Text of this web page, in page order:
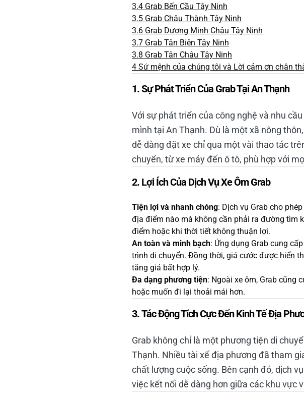
3.4 Grab Bến Cầu Tây Ninh
3.5 Grab Châu Thành Tây Ninh
3.6 Grab Dương Minh Châu Tây Ninh
3.7 Grab Tân Biên Tây Ninh
3.8 Grab Tân Châu Tây Ninh
4 Sứ mệnh của chúng tôi và Lời cảm ơn chân
1.Sự Phát Triển Của Grab Tại An Thạnh
Với sự phát triển của công nghệ và nhu
mình tại An Thạnh. Dù là một xã nông
dễ dàng đặt xe chỉ qua một vài thao tác
chuyển, từ xe máy đến ô tô, phù hợp với
2. Lợi Ích Của Dịch Vụ Xe Ôm Grab
Tiện lợi và nhanh chóng: Dịch vụ Grab cho
địa điểm nào mà không cần phải ra đường tìm
điểm hoặc khi thời tiết không thuận lợi.
An toàn và minh bạch: Ứng dụng Grab cung
trình di chuyển. Đồng thời, giá cước được hiển
tăng giá bất hợp lý.
Đa dạng phương tiện: Ngoài xe ôm, Grab cũng
hoặc muốn đi lại thoải mái hơn.
3.Tác Động Tích Cực Đến Kinh Tế Địa
Grab không chỉ là một phương tiện di
Thạnh. Nhiều tài xế địa phương đã tham
chất lượng cuộc sống. Bên cạnh đó, dịch
việc kết nối dễ dàng hơn giữa các khu vực